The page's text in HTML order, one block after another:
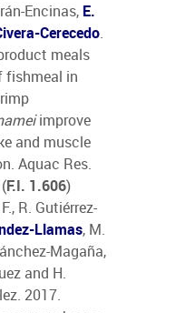
Encinas, E.
Cerecedo.
meals
fishmeal in
improve
and muscle
Aquac Res.
F.I. 1.606)
R. Gutiérrez-
Llamas, M.
Magaña,
and H.
2017.